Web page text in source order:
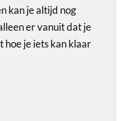
kan je altijd nog
er vanuit dat je
hoe je iets kan klaar